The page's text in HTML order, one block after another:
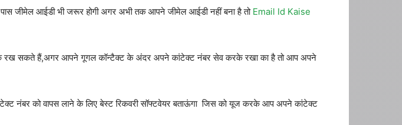
जीमेल आईडी भी जरूर होगी अगर अभी तक आपने जीमेल आईडी नहीं बना है तो Email Id Kaise
रख सकते हैं,अगर आपने गूगल कॉन्टैक्ट के अंदर अपने कांटेक्ट नंबर सेव करके रखा का है तो आप अपने
नंबर को वापस लाने के लिए बेस्ट रिकवरी सॉफ्टवेयर बताऊंगा जिस को यूज करके आप अपने कांटेक्ट